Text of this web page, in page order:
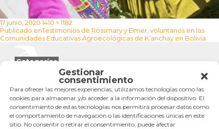
Gestionar
consentimiento
Para ofrecer las mejores experiencias, utilizamos tecnologías como las
cookies para almacenar y/o acceder a la información del dispositivo. El
consentimiento de estas tecnologías nos permitirá procesar datos como
el comportamiento de navegación o las identificaciones únicas en este
sitio. No consentir o retirar el consentimiento, puede afectar
Publicado
el
17 junio, 2020 Tamaño
completo
1410 × 1182
Navegación
de
Publicado enTestimonios de Rossmary y Elmer, voluntarios en las
Comunidades Educativas Agroecológicas de K’anchay en Bolivia
Categorías